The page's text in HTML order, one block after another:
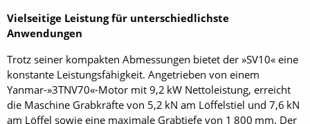
Vielseitige Leistung für unterschiedlichste
Anwendungen
Trotz seiner kompakten Abmessungen bietet der »SV10« eine
konstante Leistungsfähigkeit. Angetrieben von einem
Yanmar-»3TNV70«-Motor mit 9,2 kW Nettoleistung, erreicht
die Maschine Grabkräfte von 5,2 kN am Löffelstiel und 7,6 kN
am Löffel sowie eine maximale Grabtiefe von 1 800 mm. Der